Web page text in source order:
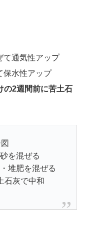
て通気性アップ
保水性アップ
の2週間前に苦土石
を混ぜる
堆肥を混ぜる
石灰で中和